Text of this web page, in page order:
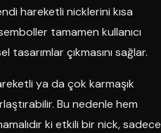
hareketli nicklerini kısa
tamamen kullanıcı
çıkmasını sağlar.
ya da çok karmaşık
Bu nedenle hem
ki etkili bir nick, sadece